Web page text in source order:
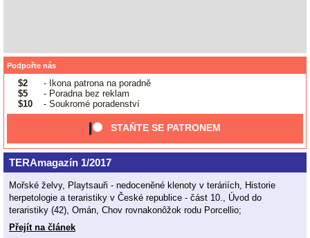
Podpořte nás
$2
- Ikona patrona na poradně
$5
- Poradna bez reklam
$10
- Soukromé poradenství
STAŇTE SE PATRONEM
TERAmagazín 1/2017
Mořské želvy, Playtsauři - nedoceněné klenoty v teráriích, Historie
herpetologie a teraristiky v České republice - část 10., Úvod do
teraristiky (42), Omán, Chov rovnakonôžok rodu Porcellio;
Přejít na článek